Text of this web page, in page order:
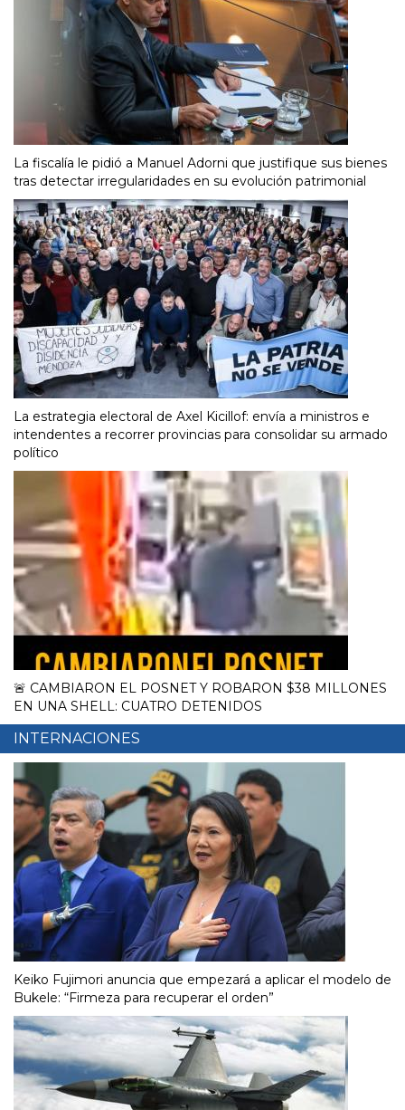
La fiscalía le pidió a Manuel Adorni que justifique sus bienes
tras detectar irregularidades en su evolución patrimonial
La estrategia electoral de Axel Kicillof: envía a ministros e
intendentes a recorrer provincias para consolidar su armado
político
🚨 CAMBIARON EL POSNET Y ROBARON $38 MILLONES
EN UNA SHELL: CUATRO DETENIDOS
INTERNACIONES
Keiko Fujimori anuncia que empezará a aplicar el modelo de
Bukele: “Firmeza para recuperar el orden”